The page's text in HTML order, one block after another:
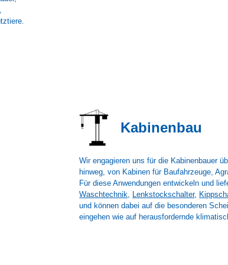
Kabinenbau
Wir engagieren uns für die Kabinenbauer
hinweg, von Kabinen für Baufahrzeuge,
Für diese Anwendungen entwickeln und
Waschtechnik, Lenkstockschalter,
und können dabei auf die besonderen
eingehen wie auf herausfordernde